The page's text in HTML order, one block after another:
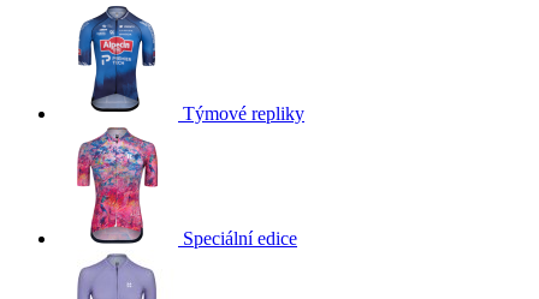
Týmové repliky
Speciální edice